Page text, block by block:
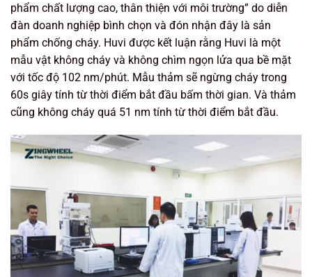
phẩm chất lượng cao, thân thiện với môi trường” do diễn
đàn doanh nghiệp bình chọn và đón nhận đây là sản
phẩm chống cháy. Huvi được kết luận rằng Huvi là một
mẫu vật không cháy và không chìm ngọn lửa qua bề mặt
với tốc độ 102 nm/phút. Mẫu thảm sẽ ngừng cháy trong
60s giây tính từ thời điểm bắt đầu bấm thời gian. Và thảm
cũng không cháy quá 51 nm tính từ thời điểm bắt đầu.